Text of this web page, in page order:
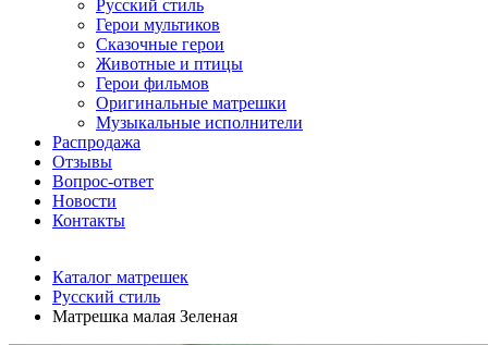
Русский стиль
Герои мультиков
Сказочные герои
Животные и птицы
Герои фильмов
Оригинальные матрешки
Музыкальные исполнители
Распродажа
Отзывы
Вопрос-ответ
Новости
Контакты
Каталог матрешек
Русский стиль
Матрешка малая Зеленая